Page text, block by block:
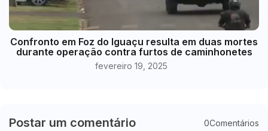
Confronto em Foz do Iguaçu resulta em duas mortes
durante operação contra furtos de caminhonetes
fevereiro 19, 2025
Postar um comentário 0Comentários